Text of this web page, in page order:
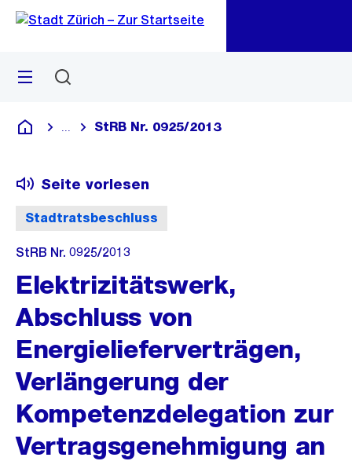
Navigation
Sprunglink
Menü
Deutsch
Blende alle Breadcrumbs ein
StRB Nr. 0925/2013
Stadtratsbeschluss
Seite vorlesen
StRB Nr. 0925/2013
Elektrizitätswerk,
Abschluss von
Energielieferverträgen,
Verlängerung der
Kompetenzdelegation zur
Vertragsgenehmigung an